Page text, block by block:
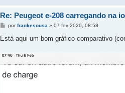
Re: Peugeot e-208 carregando na
M
n
g
m
porfrankesousa » 07 fev 2020, 08:58
Está aqui um bom gráfico comparativo